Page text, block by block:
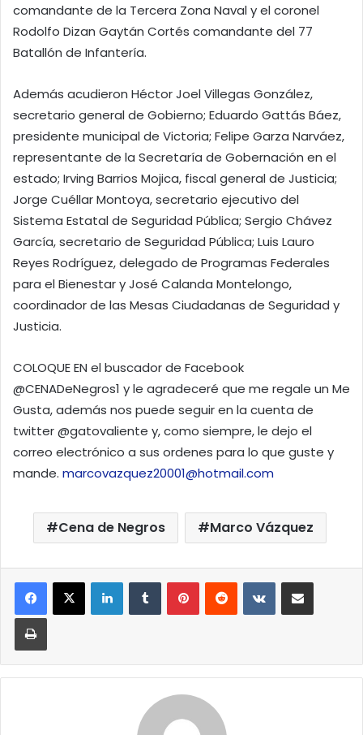
comandante de la Tercera Zona Naval y el coronel
Rodolfo Dizan Gaytán Cortés comandante del 77
Batallón de Infantería.
Además acudieron Héctor Joel Villegas González,
secretario general de Gobierno; Eduardo Gattás Báez,
presidente municipal de Victoria; Felipe Garza Narváez,
representante de la Secretaría de Gobernación en el
estado; Irving Barrios Mojica, fiscal general de Justicia;
Jorge Cuéllar Montoya, secretario ejecutivo del
Sistema Estatal de Seguridad Pública; Sergio Chávez
García, secretario de Seguridad Pública; Luis Lauro
Reyes Rodríguez, delegado de Programas Federales
para el Bienestar y José Calanda Montelongo,
coordinador de las Mesas Ciudadanas de Seguridad y
Justicia.
COLOQUE EN el buscador de Facebook
@CENADeNegros1 y le agradeceré que me regale un Me
Gusta, además nos puede seguir en la cuenta de
twitter @gatovaliente y, como siempre, le dejo el
correo electrónico a sus ordenes para lo que guste y
mande. marcovazquez20001@hotmail.com
Cena de Negros Marco Vázquez
LinkedInTumblrPinterestReddit VKontakteCompartir por correo
Imprimir